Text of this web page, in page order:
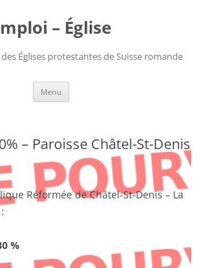
– Église
Églises protestantes de Suisse romande
Menu
– Paroisse Châtel-St-Denis
Réformée de Châtel-St-Denis – La
%